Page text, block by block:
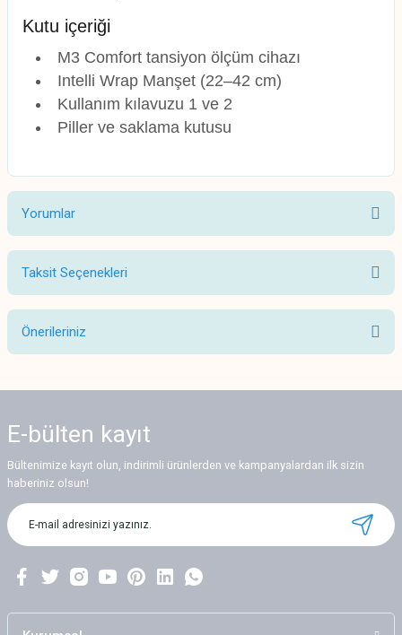
Kutu içeriği
M3 Comfort tansiyon ölçüm cihazı
Intelli Wrap Manşet (22–42 cm)
Kullanım kılavuzu 1 ve 2
Piller ve saklama kutusu
Yorumlar
Bu ürüne ilk yorumu siz yapın!
Taksit Seçenekleri
Önerileriniz
Görüş ve önerileriniz için teşekkür ederiz.
Ürün resmi kalitesiz, bozuk veya görüntülenemiyor.
Ürün açıklamasında eksik bilgiler bulunuyor.
Ürün bilgilerinde hatalar bulunuyor.
Bu ürüne benzer farklı alternatifler olmalı.
E-bülten kayıt
Bültenimize kayıt olun, indirimli ürünlerden ve kampanyalardan ilk sizin
haberiniz olsun!